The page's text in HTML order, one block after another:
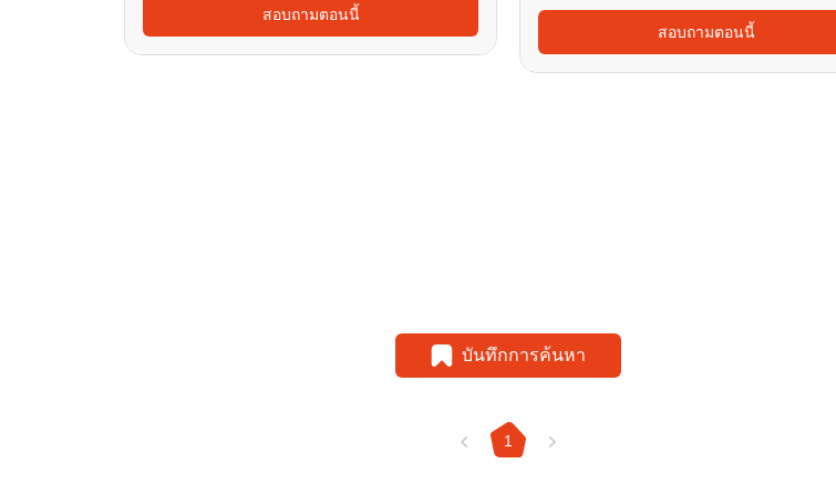
สอบถามตอนนี้
สอบถามตอนนี้
บันทึกการค้นหา
1